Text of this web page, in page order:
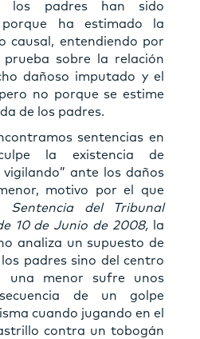
los padres han sido
porque ha estimado la
causal, entendiendo por
sobre la relación
dañoso imputado y el
no porque se estime
de los padres.
sentencias en
la existencia de
vigilando” ante los daños
motivo por el que
Sentencia del Tribunal
10 de Junio de 2008,
la
analiza un supuesto de
padres sino del centro
una menor sufre unos
de un golpe
cuando jugando en el
contra un tobogán